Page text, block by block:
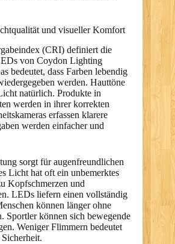
und visueller Komfort
(CRI) definiert die
von Coydon Lighting
bedeutet, dass Farben lebendig
werden. Hauttöne
natürlich. Produkte in
werden in ihrer korrekten
erfassen klarere
werden einfacher und
sorgt für augenfreundlichen
Licht hat oft ein unbemerktes
Kopfschmerzen und
LEDs liefern einen vollständig
können länger ohne
Sportler können sich bewegende
Weniger Flimmern bedeutet
Sicherheit.